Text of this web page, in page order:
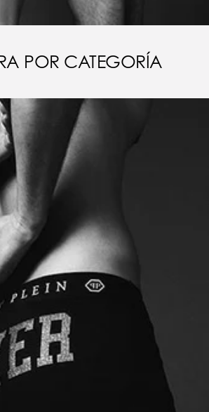
POR CATEGORÍA